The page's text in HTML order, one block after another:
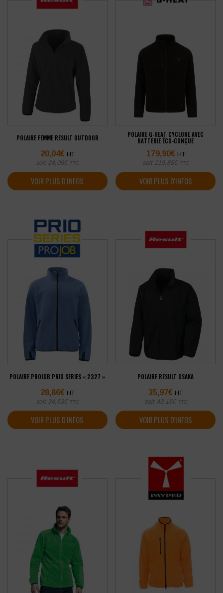
POLAIRE FEMME RESULT OUTDOOR
20,04€ HT
soit 24,05€ TTC
VOIR PLUS D'INFOS
POLAIRE G-HEAT CYCLONE AVEC
BATTERIE ÉCO-CONÇUE
179,90€ HT
soit 215,88€ TTC
VOIR PLUS D'INFOS
POLAIRE PROJOB PRIO SERIES « 2327 »
28,86€ HT
soit 34,63€ TTC
VOIR PLUS D'INFOS
POLAIRE RESULT OSAKA
35,97€ HT
soit 43,16€ TTC
VOIR PLUS D'INFOS